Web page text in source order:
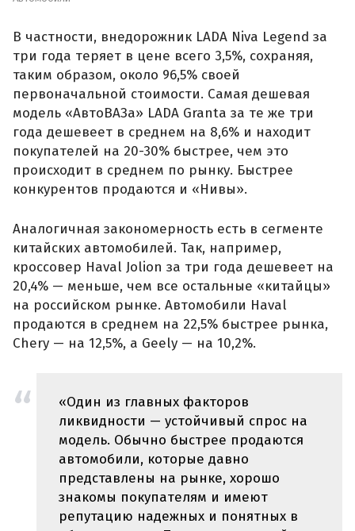
В частности, внедорожник LADA Niva Legend за
три года теряет в цене всего 3,5%, сохраняя,
таким образом, около 96,5% своей
первоначальной стоимости. Самая дешевая
модель «АвтоВАЗа» LADA Granta за те же три
года дешевеет в среднем на 8,6% и находит
покупателей на 20-30% быстрее, чем это
происходит в среднем по рынку. Быстрее
конкурентов продаются и «Нивы».
Аналогичная закономерность есть в сегменте
китайских автомобилей. Так, например,
кроссовер Haval Jolion за три года дешевеет на
20,4% — меньше, чем все остальные «китайцы»
на российском рынке. Автомобили Haval
продаются в среднем на 22,5% быстрее рынка,
Chery — на 12,5%, а Geely — на 10,2%.
«Один из главных факторов
ликвидности — устойчивый спрос на
модель. Обычно быстрее продаются
автомобили, которые давно
представлены на рынке, хорошо
знакомы покупателям и имеют
репутацию надежных и понятных в